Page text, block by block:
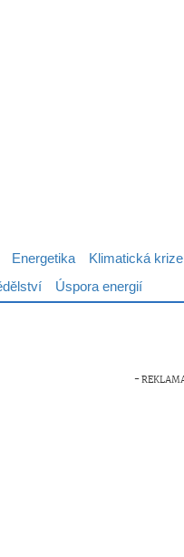
Energetika Klimatická krize
Úspora energií